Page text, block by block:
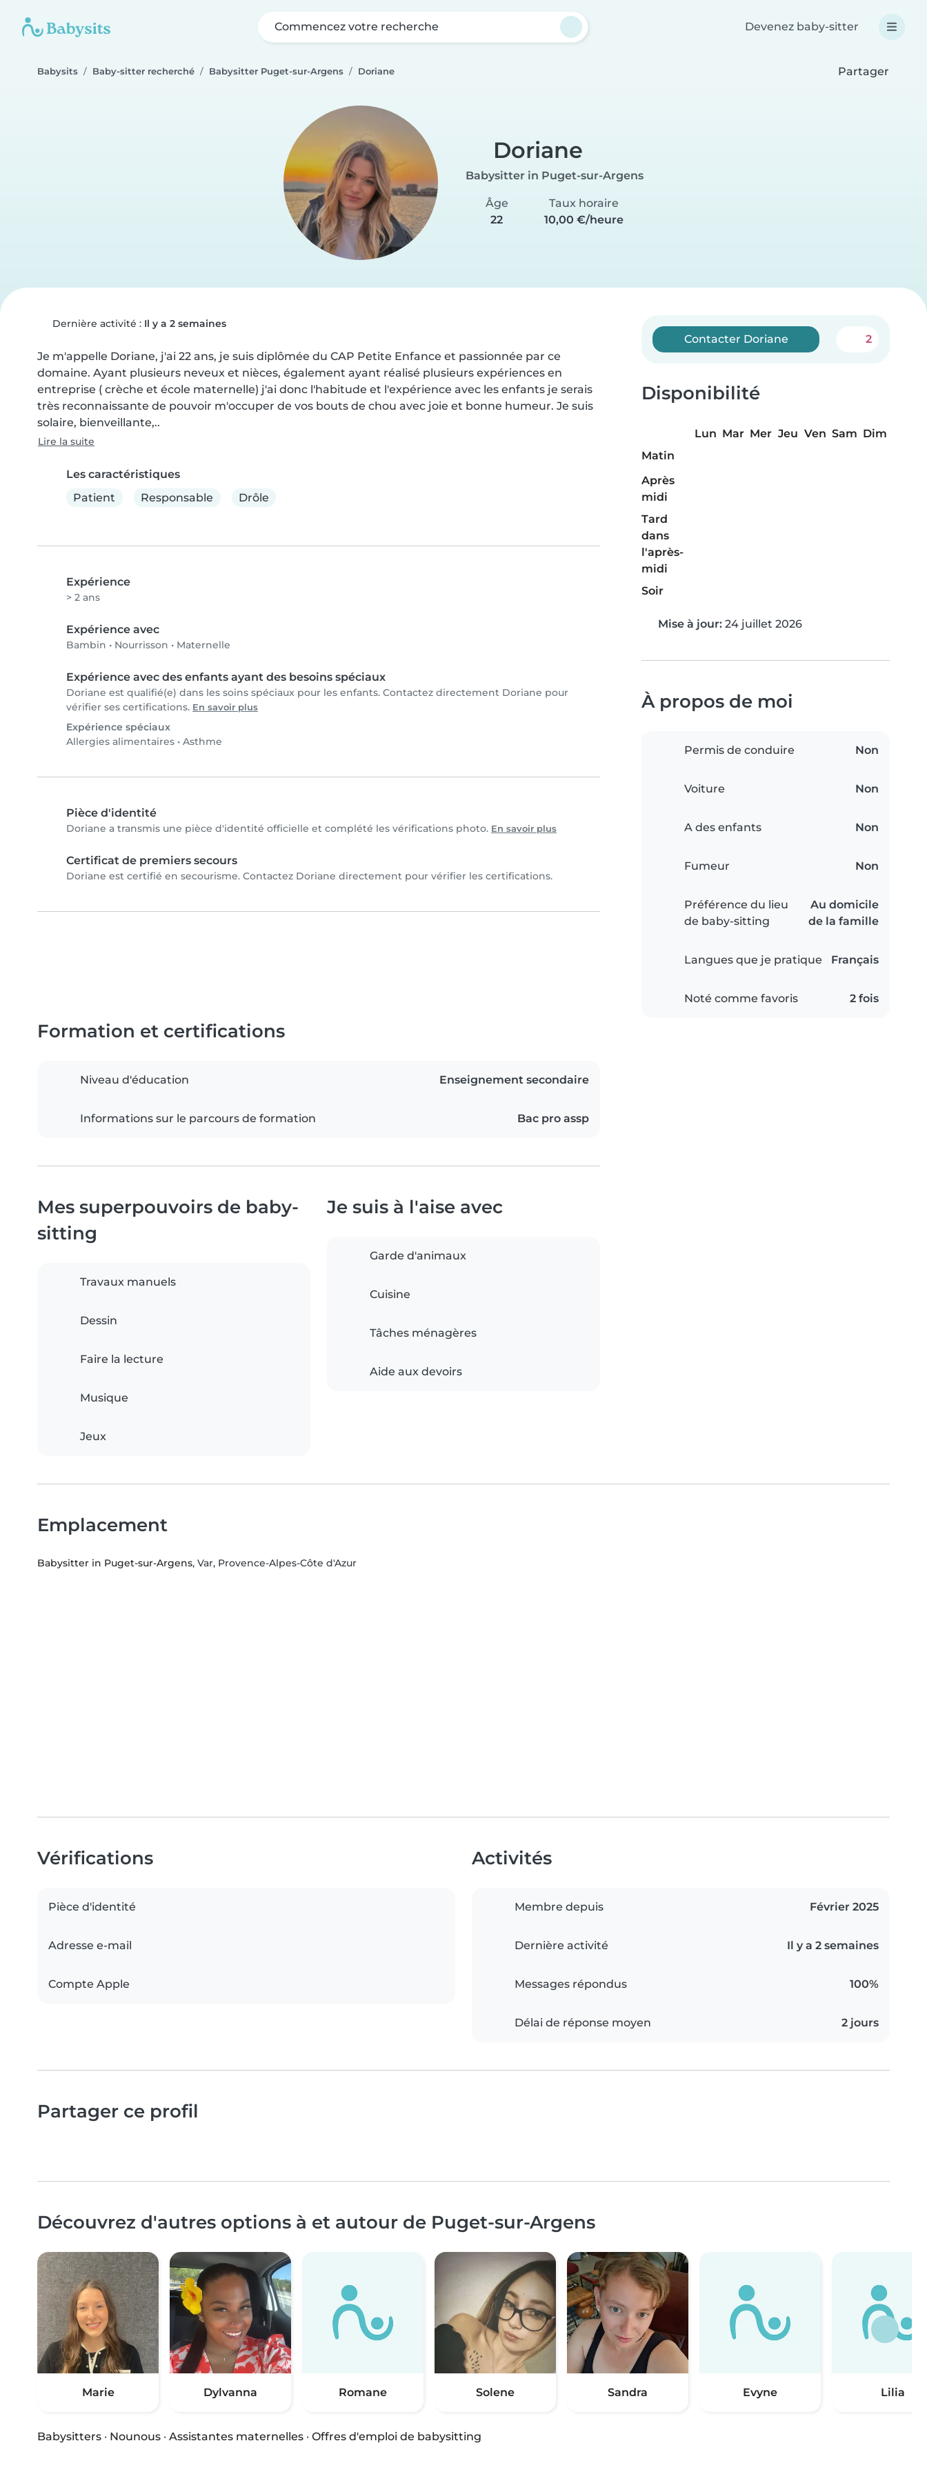
Commencez votre recherche Devenez baby-sitter
Babysits Baby-sitter recherché Babysitter Puget-sur-Argens Doriane Partager
Doriane
Babysitter in Puget-sur-Argens
Âge
22
Taux horaire
10,00 €/heure
Dernière activité : Il y a 2 semaines
Je m'appelle Doriane, j'ai 22 ans, je suis diplômée du CAP Petite Enfance et passionnée par ce
domaine. Ayant plusieurs neveux et nièces, également ayant réalisé plusieurs expériences en
entreprise ( crèche et école maternelle) j'ai donc l'habitude et l'expérience avec les enfants je serais
très reconnaissante de pouvoir m'occuper de vos bouts de chou avec joie et bonne humeur. Je suis
solaire, bienveillante,..
Lire la suite
Les caractéristiques
Patient
Responsable Drôle
Expérience
> 2 ans
Expérience avec
Bambin • Nourrisson • Maternelle
Expérience avec des enfants ayant des besoins spéciaux
Doriane est qualifié(e) dans les soins spéciaux pour les enfants. Contactez directement Doriane pour
vérifier ses certifications. En savoir plus
Expérience spéciaux
Allergies alimentaires • Asthme
Pièce d'identité
Doriane a transmis une pièce d'identité officielle et complété les vérifications photo. En savoir plus
Certificat de premiers secours
Doriane est certifié en secourisme. Contactez Doriane directement pour vérifier les certifications.
Contacter Doriane 2
Disponibilité
Lun Mar Mer Jeu Ven Sam Dim
Matin
Après
midi
Tard
dans
l'après-
midi
Soir
Mise à jour: 24 juillet 2026
À propos de moi
Permis de conduire Non
Voiture Non
A des enfants Non
Fumeur Non
Préférence du lieu
de baby-sitting
Au domicile
de la famille
Langues que je pratique Français
Noté comme favoris 2 fois
Formation et certifications
Niveau d'éducation Enseignement secondaire
Informations sur le parcours de formation Bac pro assp
Mes superpouvoirs de baby-
sitting
Travaux manuels
Dessin
Faire la lecture
Musique
Jeux
Je suis à l'aise avec
Garde d'animaux
Cuisine
Tâches ménagères
Aide aux devoirs
Emplacement
Babysitter in Puget-sur-Argens, Var, Provence-Alpes-Côte d'Azur
Vérifications
Pièce d'identité
Adresse e-mail
Compte Apple
Activités
Membre depuis Février 2025
Dernière activité Il y a 2 semaines
Messages répondus 100%
Délai de réponse moyen 2 jours
Partager ce profil
Découvrez d'autres options à et autour de Puget-sur-Argens
Marie Dylvanna Romane Solene Sandra Evyne Lilia
Babysitters · Nounous · Assistantes maternelles · Offres d'emploi de babysitting